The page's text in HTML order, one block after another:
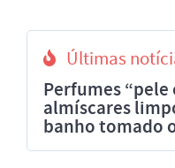
Últimas
Perfumes
almíscares
banho tomado